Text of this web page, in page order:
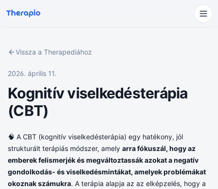
Vissza a Therapediához
2026. április 11.
Kognitív viselkedésterápia
(CBT)
🧠 A CBT (kognitív viselkedésterápia) egy hatékony, jól
strukturált terápiás módszer, amely arra fókuszál, hogy az
emberek felismerjék és megváltoztassák azokat a negatív
gondolkodás- és viselkedésmintákat, amelyek problémákat
okoznak számukra. A terápia alapja az az elképzelés, hogy a